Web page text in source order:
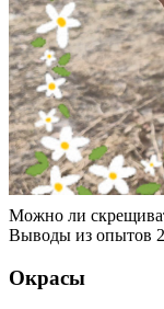
Можно ли
Выводы из опытов
Окрасы